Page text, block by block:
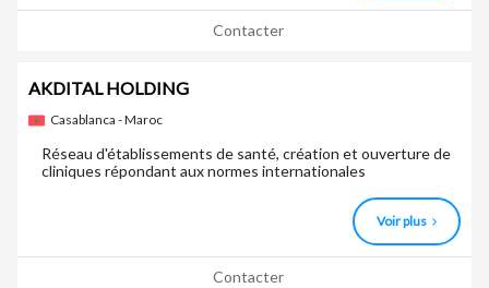
Contacter
AKDITAL HOLDING
Casablanca - Maroc
Réseau d'établissements de santé, création et ouverture de
cliniques répondant aux normes internationales
Voir plus
Contacter